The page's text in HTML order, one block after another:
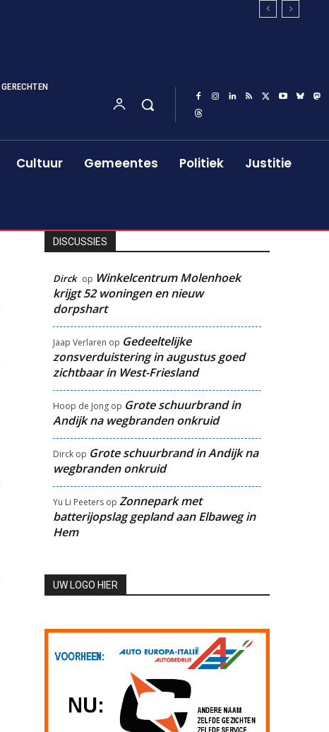
GERECHTEN
Cultuur Gemeentes Politiek Justitie
DISCUSSIES
Dirck op Winkelcentrum Molenhoek
krijgt 52 woningen en nieuw
dorpshart
Jaap Verlaren op Gedeeltelijke
zonsverduistering in augustus goed
zichtbaar in West-Friesland
Hoop de Jongop Grote schuurbrand in
Andijk na wegbranden onkruid
Dirckop Grote schuurbrand in Andijk na
wegbranden onkruid
Yu Li Peetersop Zonnepark met
batterijopslag gepland aan Elbaweg in
Hem
UW LOGO HIER